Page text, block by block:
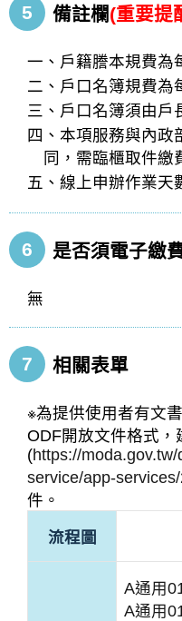
5 備註欄(重要提
一、戶籍謄本規費為
二、戶口名簿規費為
三、戶口名簿須由戶
四、本項服務與內政
同，需臨櫃取件繳
五、線上申辦作業天
6 是否須電子繳
無
7 相關表單
※為提供使用者有文
ODF開放文件格式，
(https://
service/app-
件。
流程圖
A通用
A通用